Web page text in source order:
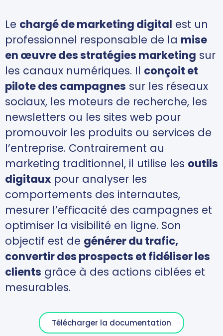
Le chargé de marketing digital est un
professionnel responsable de la mise
en œuvre des stratégies marketing sur
les canaux numériques. Il conçoit et
pilote des campagnes sur les réseaux
sociaux, les moteurs de recherche, les
newsletters ou les sites web pour
promouvoir les produits ou services de
l’entreprise. Contrairement au
marketing traditionnel, il utilise les outils
digitaux pour analyser les
comportements des internautes,
mesurer l’efficacité des campagnes et
optimiser la visibilité en ligne. Son
objectif est de générer du trafic,
convertir des prospects et fidéliser les
clients grâce à des actions ciblées et
mesurables.
Télécharger la documentation